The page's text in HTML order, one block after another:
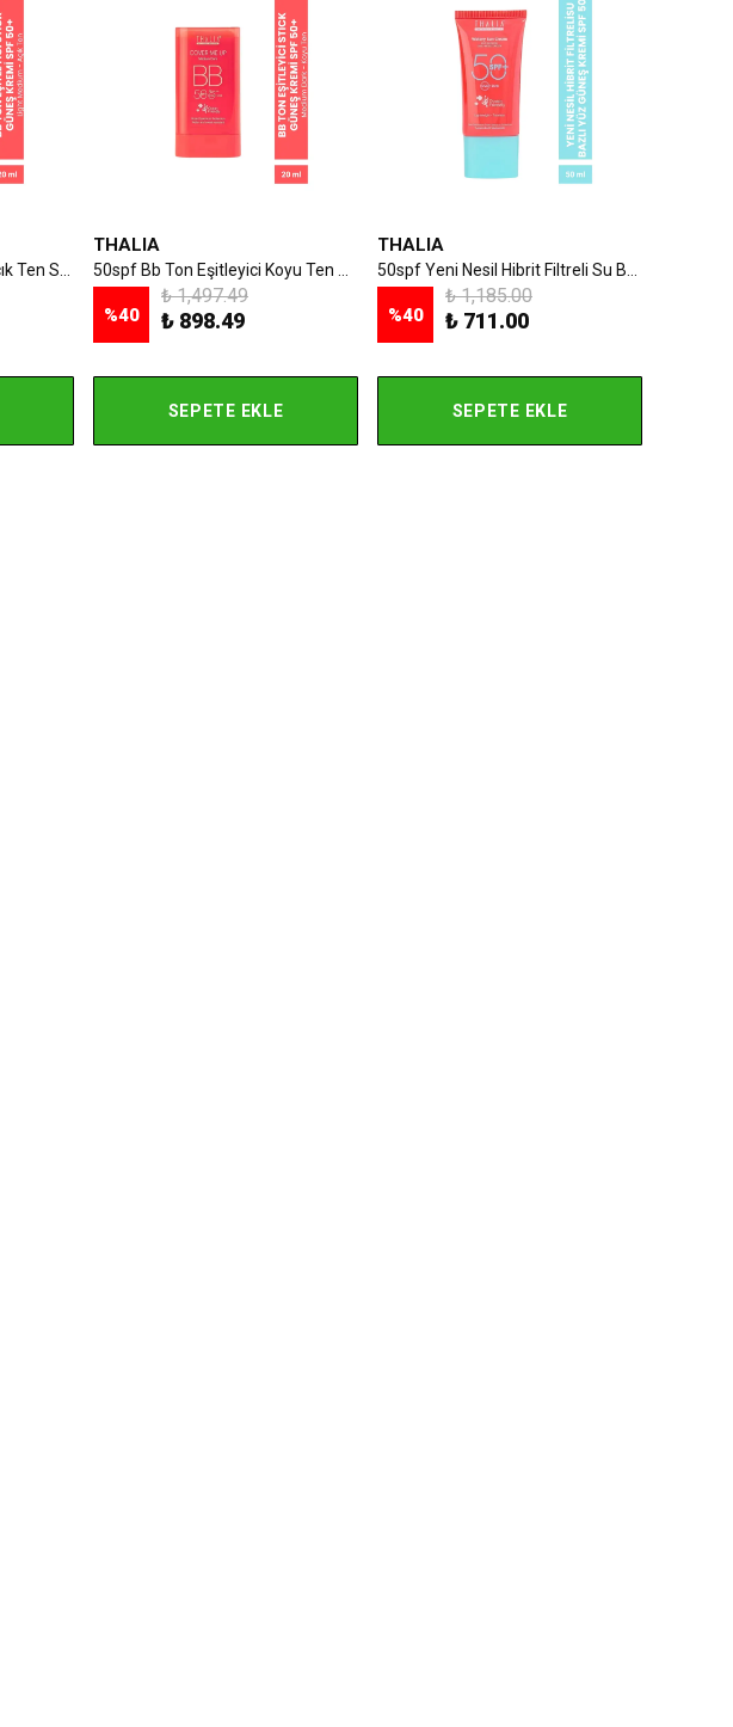
THALIA
%40
₺ 1,497.49
₺ 898.49
SEPETE EKLE
THALIA
%40
₺ 1,185.00
₺ 711.00
SEPETE EKLE